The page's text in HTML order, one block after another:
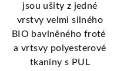
jsou ušity z jedné
vrstvy velmi silného
BIO bavlněného froté
a vrtsvy polyesterové
tkaniny s PUL